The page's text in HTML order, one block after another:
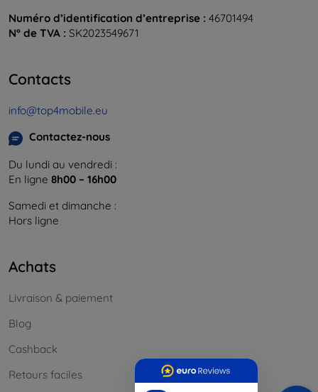
Numéro d’identification d’entreprise : 46701494
N° de TVA : SK2023549671
Contacts
info@top4mobile.eu
Contactez-nous
Du lundi au vendredi :
En ligne 8h00 – 16h00
Samedi et dimanche :
Hors ligne
Achats
Livraison & paiement
Blog
Cashback
Retours faciles